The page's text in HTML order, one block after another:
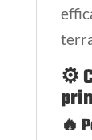
⚙️
🔥